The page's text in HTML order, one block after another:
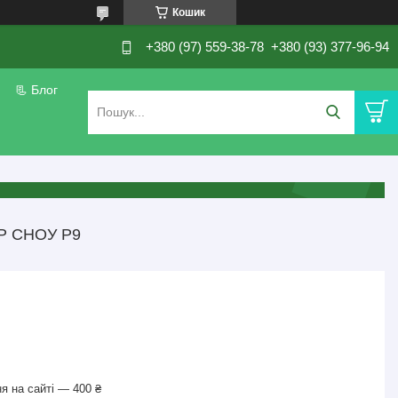
Кошик
+380 (97) 559-38-78 +380 (93) 377-96-94
📃 Блог
СНОУ Р9
на сайті — 400 ₴